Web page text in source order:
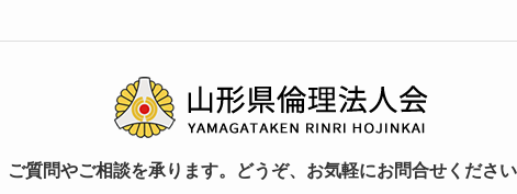
ご質問やご相談を承ります。どうぞ、お気軽にお問合せくださ